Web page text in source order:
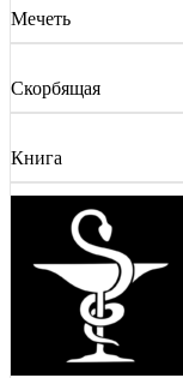
Мечеть
Скорбящая
Книга